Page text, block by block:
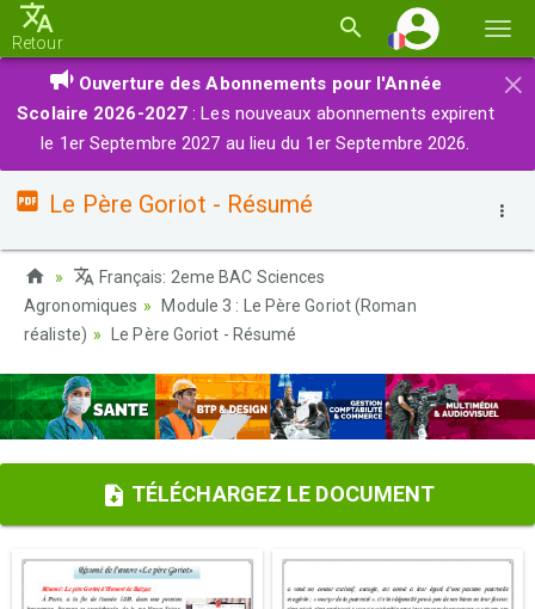
la
Retour
×
Ouverture des Abonnements pour l'Année
Scolaire 2026-2027 : Les nouveaux abonnements expirent
le 1er Septembre 2027 au lieu du 1er Septembre 2026.
Le Père Goriot - Résumé
Français: 2eme BAC Sciences
Agronomiques
Module 3 : Le Père Goriot (Roman
réaliste)
Le Père Goriot - Résumé
TÉLÉCHARGEZ LE DOCUMENT